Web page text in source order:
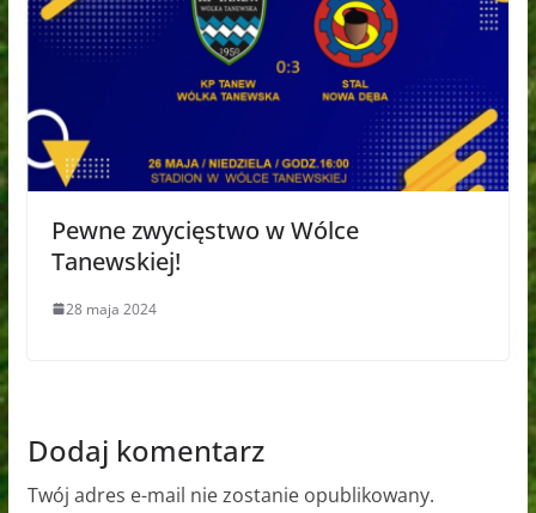
Pewne zwycięstwo w Wólce
Tanewskiej!
28 maja 2024
Dodaj komentarz
Twój adres e-mail nie zostanie opublikowany.